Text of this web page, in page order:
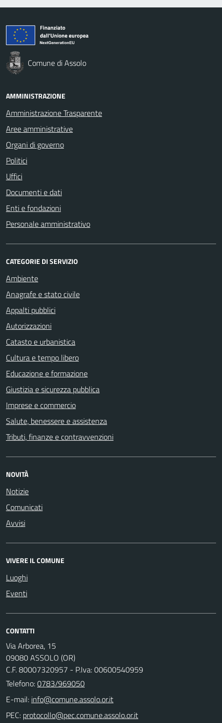
Comune di Assolo
AMMINISTRAZIONE
Amministrazione Trasparente
Aree amministrative
Organi di governo
Politici
Uffici
Documenti e dati
Enti e fondazioni
Personale amministrativo
CATEGORIE DI SERVIZIO
Ambiente
Anagrafe e stato civile
Appalti pubblici
Autorizzazioni
Catasto e urbanistica
Cultura e tempo libero
Educazione e formazione
Giustizia e sicurezza pubblica
Imprese e commercio
Salute, benessere e assistenza
Tributi, finanze e contravvenzioni
NOVITÀ
Notizie
Comunicati
Avvisi
VIVERE IL COMUNE
Luoghi
Eventi
CONTATTI
Via Arborea, 15
09080 ASSOLO (OR)
C.F. 80007320957 - P.Iva: 00600540959
Telefono:0783/969050
E-mail:
PEC: